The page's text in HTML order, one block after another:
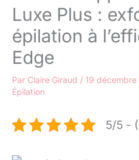
Luxe Plus :
épilation à
Edge
Par Claire Giraud / 19
Épilation
5/5 -